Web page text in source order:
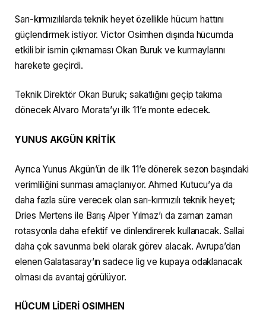
Sarı-kırmızılılarda teknik heyet özellikle hücum hattını
güçlendirmek istiyor. Victor Osimhen dışında hücumda
etkili bir ismin çıkmaması Okan Buruk ve kurmaylarını
harekete geçirdi.
Teknik Direktör Okan Buruk; sakatlığını geçip takıma
dönecek Alvaro Morata’yı ilk 11’e monte edecek.
YUNUS AKGÜN KRİTİK
Ayrıca Yunus Akgün’ün de ilk 11’e dönerek sezon başındaki
verimliliğini sunması amaçlanıyor. Ahmed Kutucu’ya da
daha fazla süre verecek olan sarı-kırmızılı teknik heyet;
Dries Mertens ile Barış Alper Yılmaz’ı da zaman zaman
rotasyonla daha efektif ve dinlendirerek kullanacak. Sallai
daha çok savunma beki olarak görev alacak. Avrupa’dan
elenen Galatasaray’ın sadece lig ve kupaya odaklanacak
olması da avantaj görülüyor.
HÜCUM LİDERİ OSIMHEN